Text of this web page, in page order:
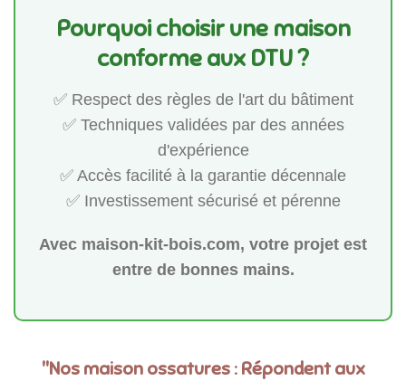
Pourquoi choisir une maison
conforme aux DTU ?
✅ Respect des règles de l'art du bâtiment
✅ Techniques validées par des années
d'expérience
✅ Accès facilité à la garantie décennale
✅ Investissement sécurisé et pérenne
Avec maison-kit-bois.com, votre projet est
entre de bonnes mains.
"Nos maison ossatures : Répondent aux